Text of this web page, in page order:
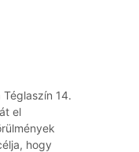
Téglaszín 14.
el
hogy